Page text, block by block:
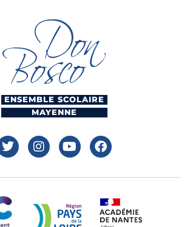
ENSEMBLE SCOLAIRE
MAYENNE